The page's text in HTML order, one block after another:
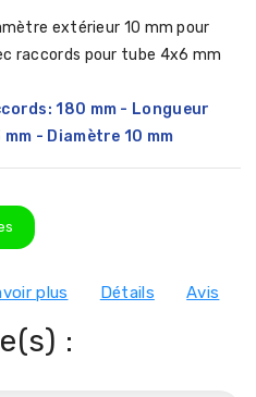
extérieur 10 mm pour
raccords pour tube 4x6 mm
180 mm - Longueur
- Diamètre 10 mm
plus Détails Avis
: